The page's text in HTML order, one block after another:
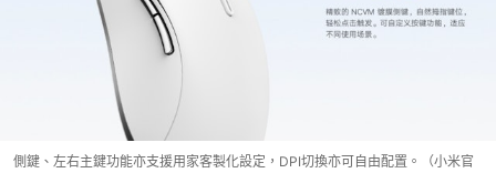
側鍵、左右主鍵功能亦支援用家客製化設定，DPI切換亦可自由配置。（小米官